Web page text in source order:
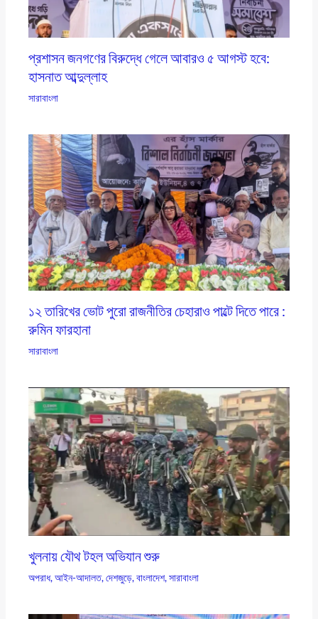
প্রশাসন জনগণের বিরুদ্ধে গেলে আবারও ৫ আগস্ট হবে:
হাসনাত আব্দুল্লাহ
সারাবাংলা
১২ তারিখের ভোট পুরো রাজনীতির চেহারাও পাল্টে দিতে পারে :
রুমিন ফারহানা
সারাবাংলা
খুলনায় যৌথ টহল অভিযান শুরু
অপরাধ,আইন-আদালত,দেশজুড়ে,বাংলাদেশ,সারাবাংলা